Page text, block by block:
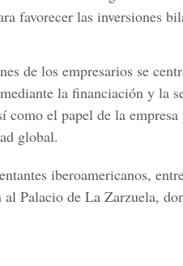
favorecer las inversiones
de los empresarios se
la financiación y la
como el papel de la
global.
iberoamericanos,
al Palacio de La Zarzuela,